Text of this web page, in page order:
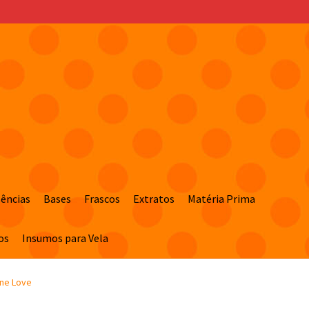
Bases Frascos Extratos Matéria Prima
Insumos para Vela
Love